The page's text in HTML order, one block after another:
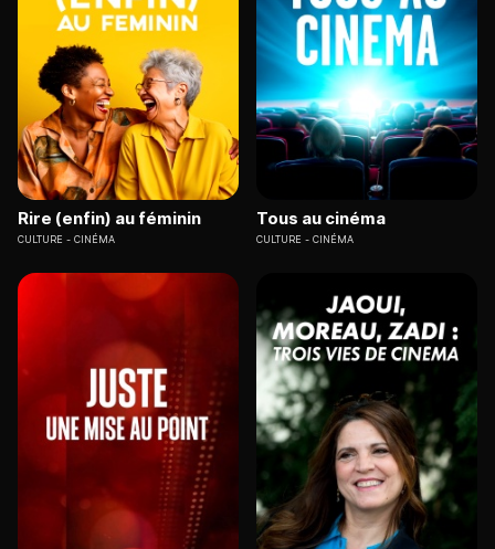
Rire (enfin) au féminin
CULTURE CINÉMA
Tous au cinéma
CULTURE CINÉMA